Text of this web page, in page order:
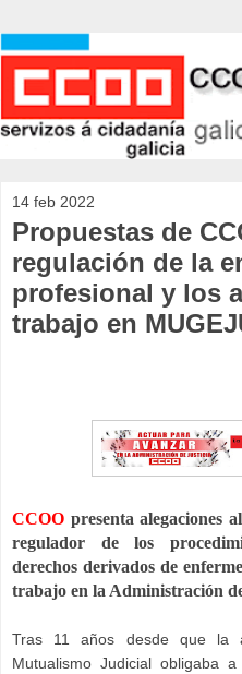
14 feb 2022
Propuestas de
regulación de la
profesional y los
trabajo en
CCOO presenta alegaciones
regulador de los
derechos derivados de
trabajo en la Administración
Tras 11 años desde que la
Mutualismo Judicial obligaba